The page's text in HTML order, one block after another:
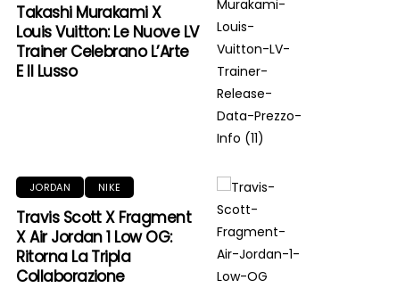
Takashi Murakami X
Louis Vuitton: Le Nuove LV
Trainer Celebrano L’Arte
E Il Lusso
JORDAN NIKE
Travis Scott X Fragment
X Air Jordan 1 Low OG:
Ritorna La Tripla
Collaborazione